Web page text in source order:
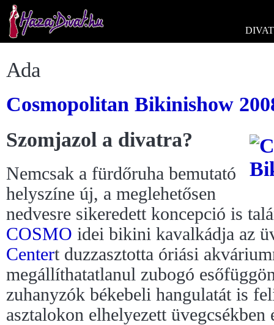
DIVAT
Ada
Cosmopolitan Bikinishow
Szomjazol a divatra?
Nemcsak a fürdőruha bemutató
helyszíne új, a meglehetősen
nedvesre sikeredett koncepció is
COSMO idei bikini kavalkádja az
Centert duzzasztotta óriási
megállíthatatlanul zubogó
zuhanyzók békebeli hangulatát is
asztalokon elhelyezett üvegcsékben